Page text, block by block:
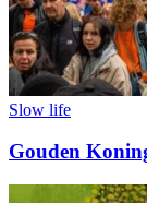
Slow life
Gouden